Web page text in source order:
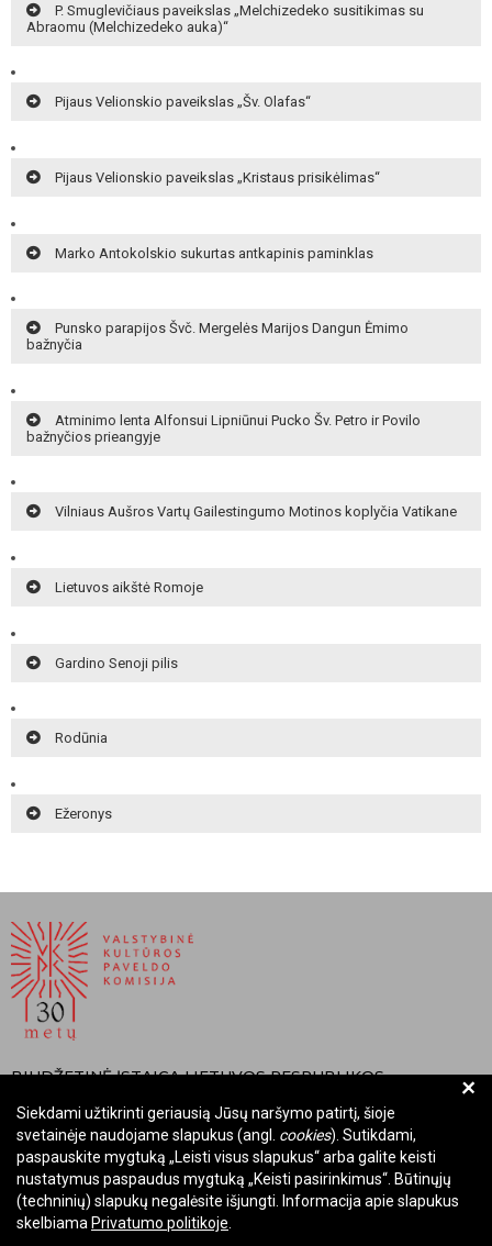
P. Smuglevičiaus paveikslas „Melchizedeko susitikimas su
Abraomu (Melchizedeko auka)“
Pijaus Velionskio paveikslas „Šv. Olafas“
Pijaus Velionskio paveikslas „Kristaus prisikėlimas“
Marko Antokolskio sukurtas antkapinis paminklas
Punsko parapijos Švč. Mergelės Marijos Dangun Ėmimo
bažnyčia
Atminimo lenta Alfonsui Lipniūnui Pucko Šv. Petro ir Povilo
bažnyčios prieangyje
Vilniaus Aušros Vartų Gailestingumo Motinos koplyčia Vatikane
Lietuvos aikštė Romoje
Gardino Senoji pilis
Rodūnia
Ežeronys
BIUDŽETINĖ ĮSTAIGA LIETUVOS RESPUBLIKOS
VALSTYBINĖ KULTŪROS PAVELDO KOMISIJA
Įmonės kodas: Juridinių asmenų registre 288700520
Adresas: Rūdninkų g. 13, 01135 Vilnius
Telefonas: +370 699 13972
El. paštas: komisija@vkpk.lt
+
Siekdami užtikrinti geriausią Jūsų naršymo patirtį, šioje
svetainėje naudojame slapukus (angl. cookies). Sutikdami,
paspauskite mygtuką „Leisti visus slapukus“ arba galite keisti
nustatymus paspaudus mygtuką „Keisti pasirinkimus“. Būtinųjų
(techninių) slapukų negalėsite išjungti. Informacija apie slapukus
skelbiama Privatumo politikoje